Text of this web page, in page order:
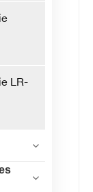
LR-